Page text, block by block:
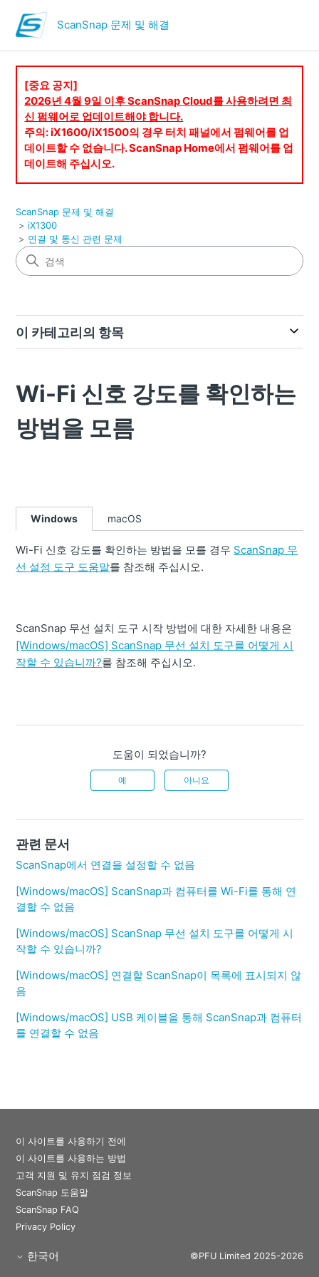
ScanSnap 문제 및 해결
[중요 공지]
2026년 4월 9일 이후 ScanSnap Cloud를 사용하려면 최
신 펌웨어로 업데이트해야 합니다.
주의: iX1600/iX1500의 경우 터치 패널에서 펌웨어를 업
데이트할 수 없습니다. ScanSnap Home에서 펌웨어를 업
데이트해 주십시오.
ScanSnap 문제 및 해결
iX1300
연결 및 통신 관련 문제
이 카테고리의 항목
Wi-Fi 신호 강도를 확인하는
방법을 모름
Windows
Wi-Fi 신호 강도를 확인하는 방법을 모를 경우 ScanSnap 무
선 설정 도구 도움말를 참조해 주십시오.
macOS
ScanSnap 무선 설치 도구 시작 방법에 대한 자세한 내용은
[Windows/macOS] ScanSnap 무선 설치 도구를 어떻게 시
작할 수 있습니까?를 참조해 주십시오.
도움이 되었습니까?
예 아니요
관련 문서
ScanSnap에서 연결을 설정할 수 없음
[Windows/macOS] ScanSnap과 컴퓨터를 Wi-Fi를 통해 연
결할 수 없음
[Windows/macOS] ScanSnap 무선 설치 도구를 어떻게 시
작할 수 있습니까?
[Windows/macOS] 연결할 ScanSnap이 목록에 표시되지 않
음
[Windows/macOS] USB 케이블을 통해 ScanSnap과 컴퓨터
를 연결할 수 없음
이 사이트를 사용하기 전에
이 사이트를 사용하는 방법
고객 지원 및 유지 점검 정보
ScanSnap 도움말
ScanSnap FAQ
Privacy Policy
한국어 ©PFU Limited 2025-2026